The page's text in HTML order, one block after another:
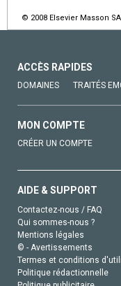
© 2008 Elsevier Masson
ACCÈS RAPIDES
DOMAINES TRAITÉS
MON COMPTE
CRÉER UN COMPTE
AIDE & SUPPORT
Contactez-nous / FAQ
Qui sommes-nous ?
Mentions légales
© - Avertissements
Termes et conditions
Politique rédactionnelle